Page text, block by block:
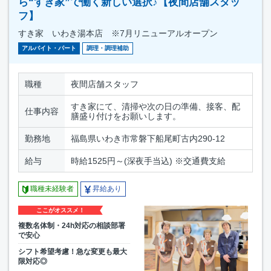
フ】
すき家 いわき湯本店 ※7月リニューアルオープン
アルバイト・パート 調理・調理補助
職種 夜間店舗スタッフ
仕事内容
すき家にて、清掃や次の日の準備、接客、配
膳盛り付けをお願いします。
勤務地 福島県いわき市常磐下船尾町古内290-12
給与 時給1525円～(深夜手当込) ※交通費支給
職種未経験者 昇給あり
ここがオススメ！
複数名体制・24h対応の相談部署
で安心
シフト希望考慮！急な変更も最大
限対応◎